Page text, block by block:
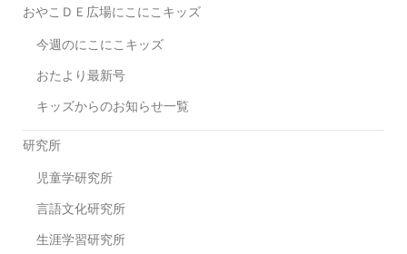
おやこＤＥ広場にこにこキッズ
今週のにこにこキッズ
おたより最新号
キッズからのお知らせ一覧
研究所
児童学研究所
言語文化研究所
生涯学習研究所